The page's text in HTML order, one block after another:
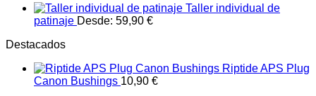
Taller individual de
patinaje Desde: 59,90 €
Destacados
Riptide APS Plug
Canon Bushings 10,90 €